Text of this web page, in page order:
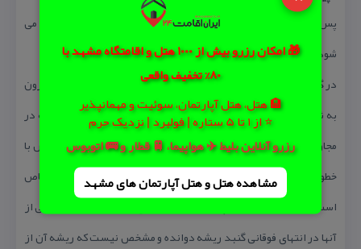
🎁 امکان رزرو بیش از 1000 هتل و اقامتگاه مشهد با
80% تخفیف واقعی
🏨 هتل، هتل آپارتمان، سوئیت و مهمانپذیر
⭐ از 1 تا 5 ستاره | فولبرد | نزدیک حرم
رزرو آنلاین بلیط ✈️ هواپیما، 🚆 قطار و 🚌 اتوبوس
مشاهده هتل و هتل‌ آپارتمان های مشهد
پس از عبور از كتل مشهور «پیرزن» بقعه ای ساده و گچی از دور نمایان می
شود كه به «پیربنكی» معروف است.
در گذشته مسافران خسته پس از طی مسافتی چند از جاده شوسه كازرون
به شیراز لحظاتی در این مكان به استراحت می پرداخته اند. این بقعه در
مجاورت قبرستانی قدیمی واقع شده كه در آن سنگ های بزرگ منقوش با
خطوط و اشكالی زیبا دیده می شود. ویژگی این بقعه كه زبانزد عام و خاص
است، رویش ۲ درخت بنه(پسته كوهی) بر بالای بام و گنبد آن است یكی از
آنها در انتهای فوقانی گنبد ریشه دوانده و مشخص نیست كه ریشه آن از